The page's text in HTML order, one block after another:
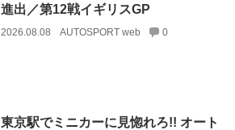
進出／第12戦イギリスGP
2026.08.08 AUTOSPORT web 0
東京駅でミニカーに見惚れろ!! オート